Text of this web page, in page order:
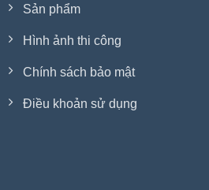
Sản phẩm
Hình ảnh thi công
Chính sách bảo mật
Điều khoản sử dụng